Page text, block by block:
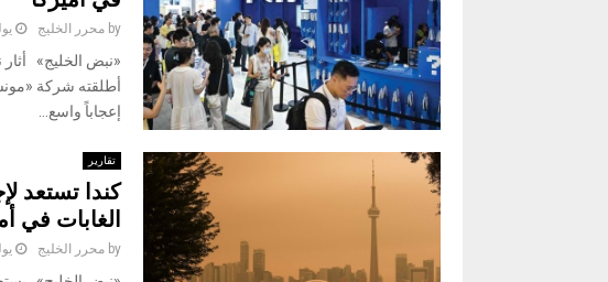
by محرر الخليج يوليو
أطلقته شركة
إعجاباً واسع...
تقارير
كندا تستعد
الغابات في
by محرر الخليج يوليو